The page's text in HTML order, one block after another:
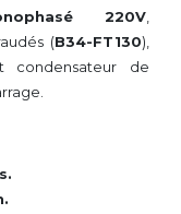
220V,
(B34-FT130),
condensateur de